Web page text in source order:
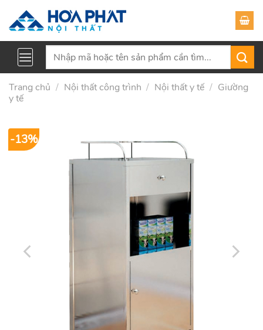
Tìm
Trang chủ / Nội thất công trình / Nội thất y tế / Giường
y tế
-13%